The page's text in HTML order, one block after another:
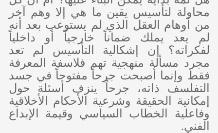
محاولة لتأسيس يقين ما هي إلا وهم آخر
من أوهام العقل الذي لم يستوعب بعد أنه
لم يعد يملك ضماناً خارجياً أو داخلياً
لفكراته؟ إن إشكالية التأسيس لم تعد
مجرد مسألة منهجية تهم فلاسفة المعرفة
فقط وإنما أصبحت جرحاً مفتوحاً في جسد
التفلسف ذاته، جرحاً ينزف أسئلة حول
إمكانية الحقيقة وشرعية الأحكام الأخلاقية
وفاعلية الخطاب السياسي وقيمة الإبداع
الفني.